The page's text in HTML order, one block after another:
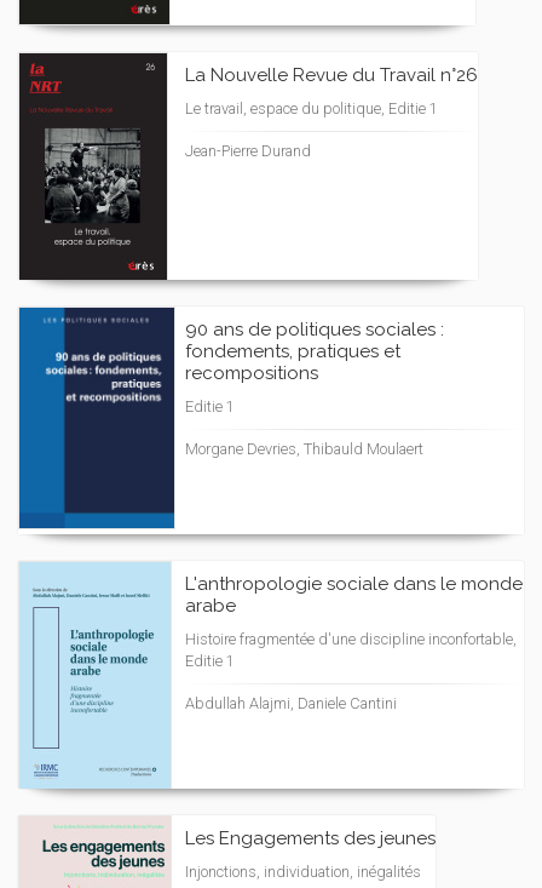
La Nouvelle Revue du Travail n°26
Le travail, espace du politique, Editie 1
Jean-Pierre Durand
90 ans de politiques sociales :
fondements, pratiques et
recompositions
Editie 1
Morgane Devries, Thibauld Moulaert
L'anthropologie sociale dans le monde
arabe
Histoire fragmentée d'une discipline inconfortable,
Editie 1
Abdullah Alajmi, Daniele Cantini
Les Engagements des jeunes
Injonctions, individuation, inégalités